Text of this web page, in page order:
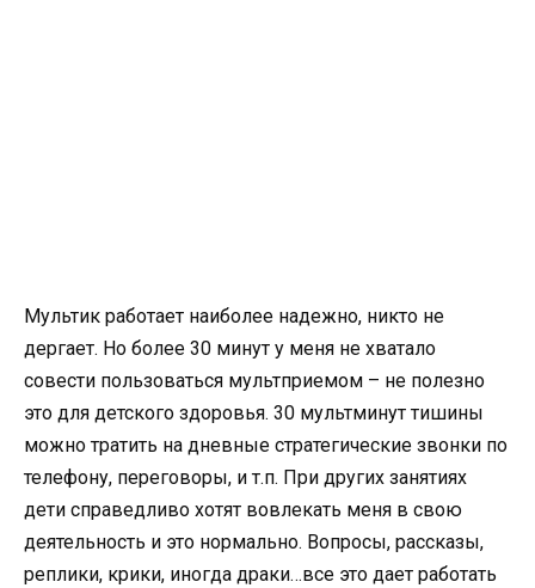
Мультик работает наиболее надежно, никто не
дергает. Но более 30 минут у меня не хватало
совести пользоваться мультприемом – не полезно
это для детского здоровья. 30 мультминут тишины
можно тратить на дневные стратегические звонки по
телефону, переговоры, и т.п. При других занятиях
дети справедливо хотят вовлекать меня в свою
деятельность и это нормально. Вопросы, рассказы,
реплики, крики, иногда драки…все это дает работать